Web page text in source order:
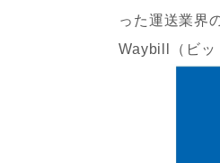
った運送業界
Waybill（ビッ